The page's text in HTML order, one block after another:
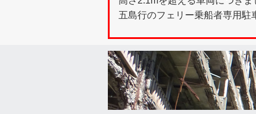
五島行のフェリー乗船者専用駐